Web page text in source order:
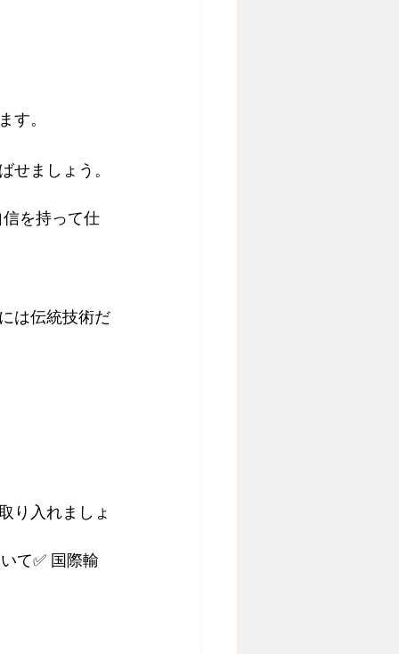
す。
せましょう。
を持って仕
は伝統技術だ
り入れましょ
て✅ 国際輸